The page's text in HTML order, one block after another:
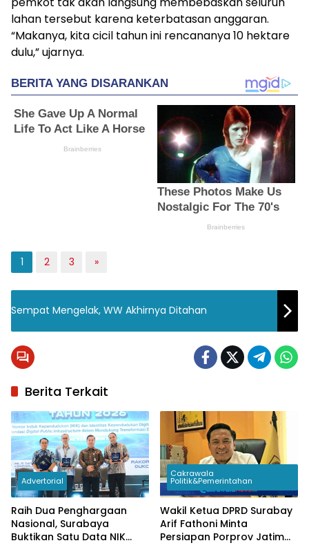
lahan tersebut karena keterbatasan anggaran.
“Makanya, kita cicil tahun ini rencananya 10 hektare
dulu,” ujarnya.
1 2 3 »
Sempat Mengelak, WW Akhirnya Ditahan
Berita Terkait
Advertorial
Raih Dua Penghargaan
Nasional, Surabaya
Buktikan Satu Data NIK
Cakrawala
Politik&Pemerintahan
Wakil Ketua DPRD Surabay
Arif Fathoni Minta
Persiapan Porprov Jatim